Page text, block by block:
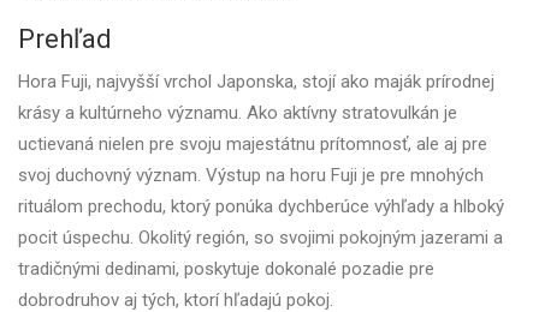
Prehľad
Hora Fuji, najvyšší vrchol Japonska, stojí ako maják prírodnej
krásy a kultúrneho významu. Ako aktívny stratovulkán je
uctievaná nielen pre svoju majestátnu prítomnosť, ale aj pre
svoj duchovný význam. Výstup na horu Fuji je pre mnohých
rituálom prechodu, ktorý ponúka dychberúce výhľady a hlboký
pocit úspechu. Okolitý región, so svojimi pokojným jazerami a
tradičnými dedinami, poskytuje dokonalé pozadie pre
dobrodruhov aj tých, ktorí hľadajú pokoj.